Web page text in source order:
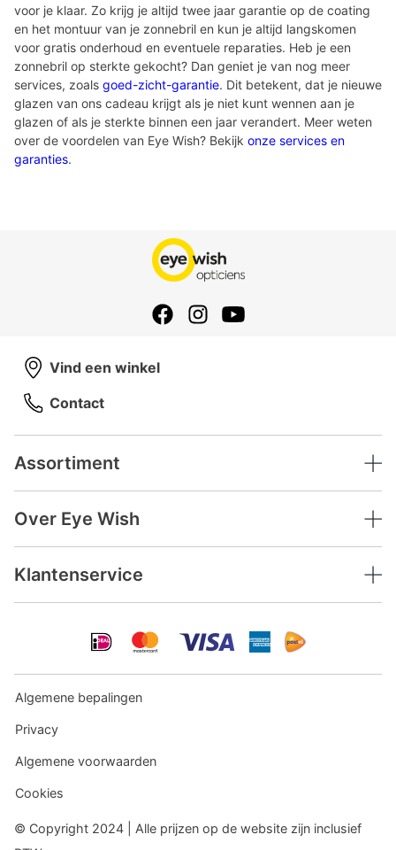
voor je klaar. Zo krijg je altijd twee jaar garantie op de coating
en het montuur van je zonnebril en kun je altijd langskomen
voor gratis onderhoud en eventuele reparaties. Heb je een
zonnebril op sterkte gekocht? Dan geniet je van nog meer
services, zoals goed-zicht-garantie. Dit betekent, dat je nieuwe
glazen van ons cadeau krijgt als je niet kunt wennen aan je
glazen of als je sterkte binnen een jaar verandert. Meer weten
over de voordelen van Eye Wish? Bekijk onze services en
garanties.
Assortiment
Over Eye Wish
Klantenservice
Vind een winkel
Contact
© Copyright 2024 | Alle prijzen op de website zijn inclusief
Algemene bepalingen
Privacy
Algemene voorwaarden
Cookies